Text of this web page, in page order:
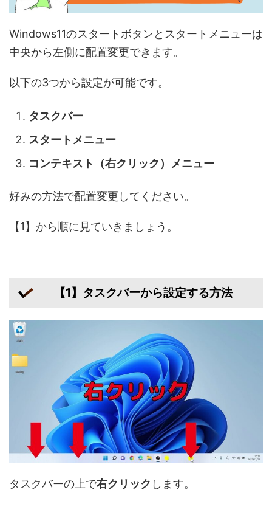
Windows11のスタートボタンとスタートメニューは
中央から左側に配置変更できます。
以下の3つから設定が可能です。
タスクバー
スタートメニュー
コンテキスト（右クリック）メニュー
好みの方法で配置変更してください。
【1】から順に見ていきましょう。
【1】タスクバーから設定する方法
タスクバーの上で右クリック します。